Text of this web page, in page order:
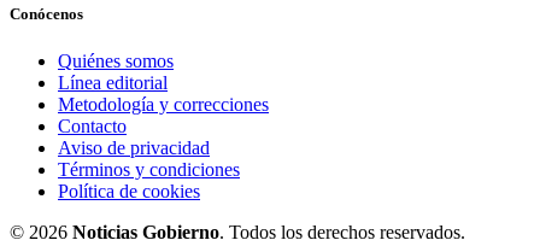
Conócenos
Quiénes somos
Línea editorial
Metodología y correcciones
Contacto
Aviso de privacidad
Términos y condiciones
Política de cookies
© 2026 Noticias Gobierno. Todos los derechos reservados.